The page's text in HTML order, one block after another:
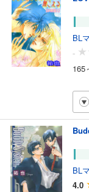
BL
-
165
BL
4.0